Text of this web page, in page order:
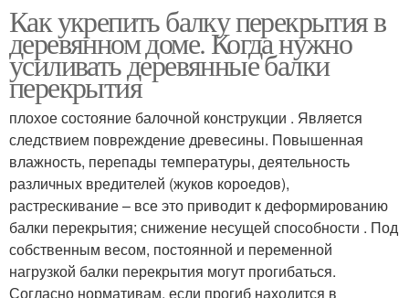
Как укрепить балку перекрытия в
деревянном доме. Когда нужно
усиливать деревянные балки
перекрытия
плохое состояние балочной конструкции . Является
следствием повреждение древесины. Повышенная
влажность, перепады температуры, деятельность
различных вредителей (жуков короедов),
растрескивание – все это приводит к деформированию
балки перекрытия; снижение несущей способности . Под
собственным весом, постоянной и переменной
нагрузкой балки перекрытия могут прогибаться.
Согласно нормативам, если прогиб находится в